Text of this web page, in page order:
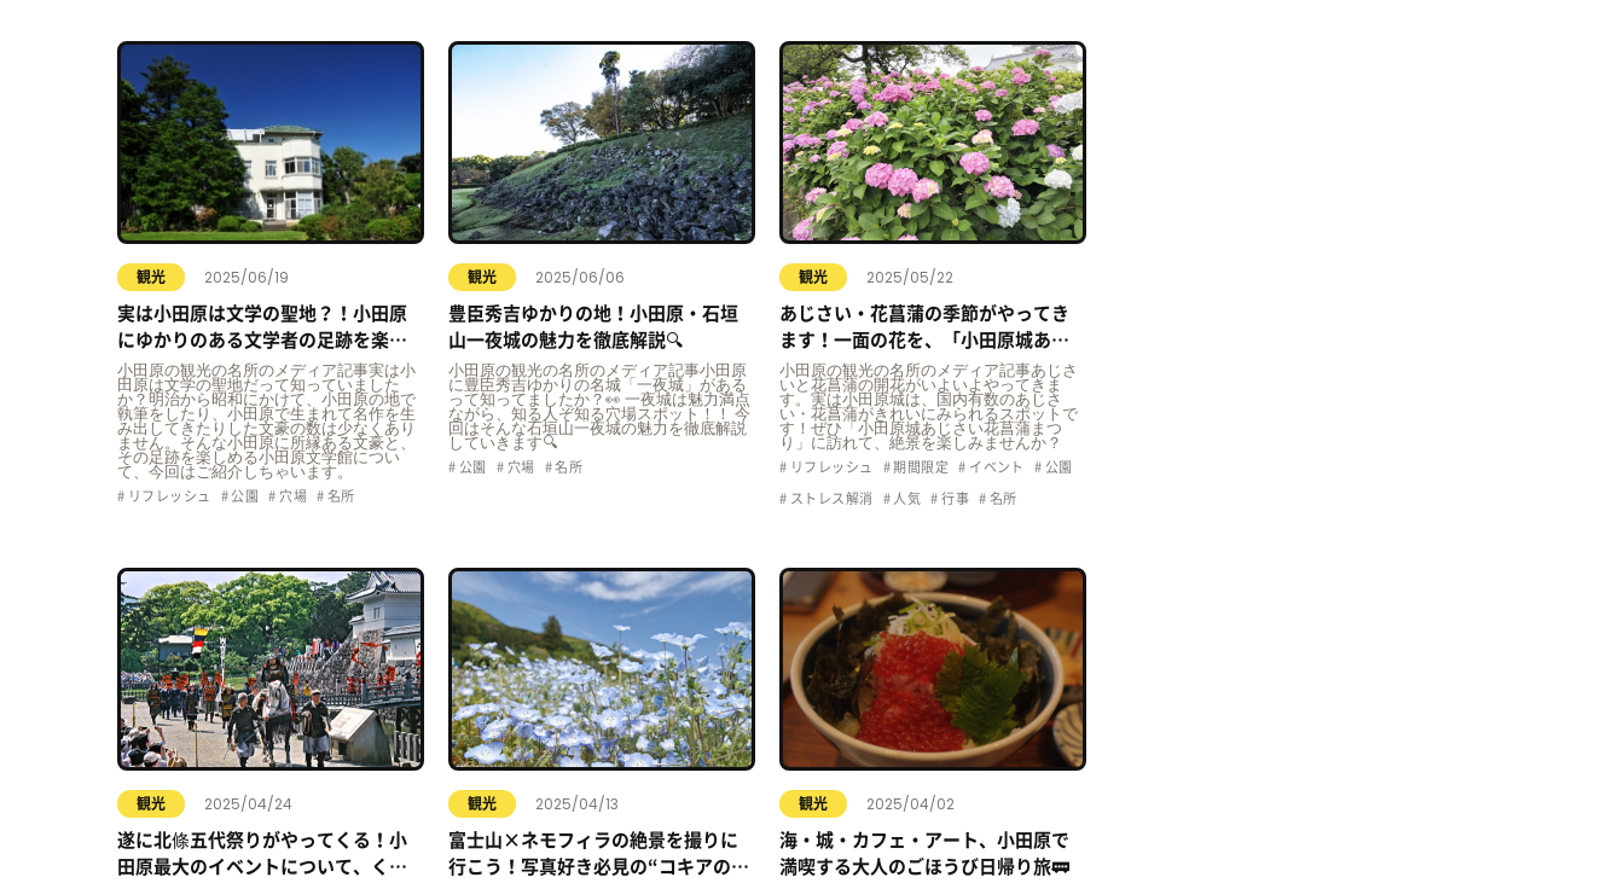
観光 2025/06/19
実は小田原は文学の聖地？！小田原
にゆかりのある文学者の足跡を楽し
める、小田原文学館についてご紹
介！
小田原の観光の名所のメディア記事実は小
田原は文学の聖地だって知っていました
か？明治から昭和にかけて、小田原の地で
執筆をしたり、小田原で生まれて名作を生
み出してきたりした文豪の数は少なくあり
ません。そんな小田原に所縁ある文豪と、
その足跡を楽しめる小田原文学館につい
て、今回はご紹介しちゃいます。
リフレッシュ 公園 穴場 名所
観光 2025/06/06
豊臣秀吉ゆかりの地！小田原・石垣
山一夜城の魅力を徹底解説🔍
小田原の観光の名所のメディア記事小田原
に豊臣秀吉ゆかりの名城「一夜城」がある
って知ってましたか？👀 一夜城は魅力満点
ながら、知る人ぞ知る穴場スポット！！ 今
回はそんな石垣山一夜城の魅力を徹底解説
していきます🔍
公園 穴場 名所
観光 2025/05/22
あじさい・花菖蒲の季節がやってき
ます！一面の花を、「小田原城あじ
さい花菖蒲まつり」で楽しみません
か？
小田原の観光の名所のメディア記事あじさ
いと花菖蒲の開花がいよいよやってきま
す。実は小田原城は、国内有数のあじさ
い・花菖蒲がきれいにみられるスポットで
す！ぜひ「小田原城あじさい花菖蒲まつ
り」に訪れて、絶景を楽しみませんか？
リフレッシュ 期間限定 イベント 公園
ストレス解消 人気 行事 名所
観光 2025/04/24
遂に北條五代祭りがやってくる！小
田原最大のイベントについて、くま
観光 2025/04/13
富士山×ネモフィラの絶景を撮りに
行こう！写真好き必見の“コキアの
観光 2025/04/02
海・城・カフェ・アート、小田原で
満喫する大人のごほうび日帰り旅🚃